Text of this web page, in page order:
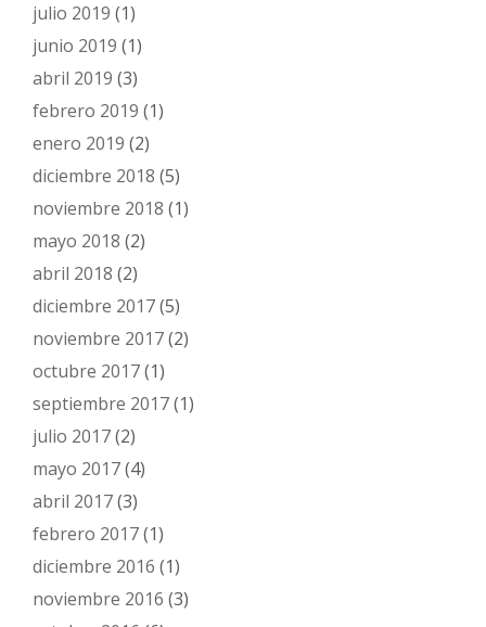
julio 2019 (1)
junio 2019 (1)
abril 2019 (3)
febrero 2019 (1)
enero 2019 (2)
diciembre 2018 (5)
noviembre 2018 (1)
mayo 2018 (2)
abril 2018 (2)
diciembre 2017(5)
noviembre 2017(2)
octubre 2017(1)
septiembre 2017(1)
julio 2017(2)
mayo 2017(4)
abril 2017(3)
febrero 2017(1)
diciembre 2016 (1)
noviembre 2016 (3)